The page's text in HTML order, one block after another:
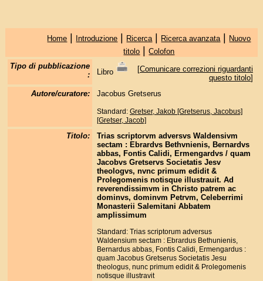
Home | Introduzione | Ricerca | Ricerca avanzata | Nuovo
titolo |Colofon
Tipo di pubblicazione
:
Libro [Comunicare correzioni riguardanti
questo titolo]
Autore/curatore:
Jacobus Gretserus
Standard: Gretser, Jakob [Gretserus, Jacobus]
[Gretser, Jacob]
Titolo:
Trias scriptorvm adversvs Waldensivm
sectam : Ebrardvs Bethvnienis, Bernardvs
abbas, Fontis Calidi, Ermengardvs / quam
Jacobvs Gretservs Societatis Jesv
theologvs, nvnc primum edidit &
Prolegomenis notisque illustrauit. Ad
reverendissimvm in Christo patrem ac
dominvs, dominvm Petrvm, Celeberrimi
Monasterii Salemitani Abbatem
amplissimum
Standard: Trias scriptorum adversus
Waldensium sectam : Ebrardus Bethunienis,
Bernardus abbas, Fontis Calidi, Ermengardus :
quam Jacobus Gretserus Societatis Jesu
theologus, nunc primum edidit & Prolegomenis
notisque illustravit